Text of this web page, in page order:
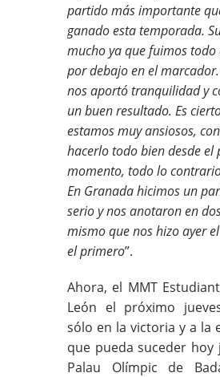
partido más importante
ganado esta temporada.
mucho ya que fuimos
por debajo en el
nos aportó tranquilidad y
un buen resultado. Es
estamos muy ansiosos,
hacerlo todo bien desde el
momento, todo lo
En Granada hicimos un
serio y nos anotaron en
mismo que nos hizo ayer
el primero”.
Ahora, el MMT
León el próximo
sólo en la victoria y a la
que pueda suceder hoy
Palau Olímpic de